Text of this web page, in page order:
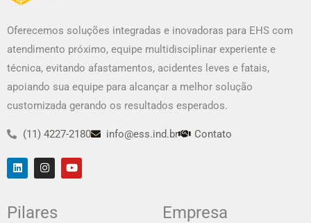
Oferecemos soluções integradas e inovadoras para EHS com
atendimento próximo, equipe multidisciplinar experiente e
técnica, evitando afastamentos, acidentes leves e fatais,
apoiando sua equipe para alcançar a melhor solução
customizada gerando os resultados esperados.
(11) 4227-2180 info@ess.ind.br Contato
L
i
n
e
d
I
n
s
g
Y
o
u
Pilares Empresa